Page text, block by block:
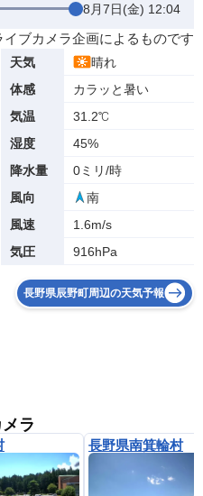
8月7日(金) 12:04
ブカメラ企画によるものです
天気
晴れ
体感
カラッと暑い
気温
31.2℃
湿度
45%
降水量
0ミリ/時
風向
南
風速
1.6m/s
気圧
916hPa
長野県辰野町周辺の天気予報
ラ
長野県南箕輪村